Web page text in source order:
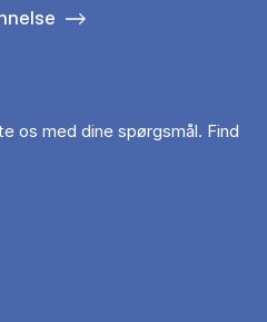
os med dine spørgsmål. Find